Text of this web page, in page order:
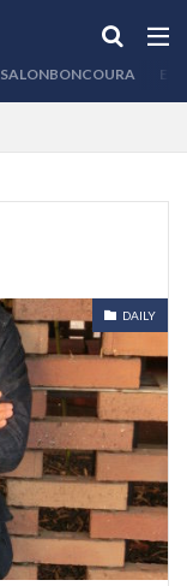
SALONBONCOURA
DAILY